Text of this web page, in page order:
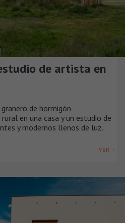
de artista en
de hormigón
en una casa y un estudio de
y modernos llenos de luz.
VER +